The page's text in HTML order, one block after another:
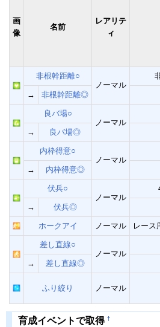
画
像
名前
レアリテ
ィ
非根幹距離○
ノーマル
→ 非根幹距離◎
良バ場○
ノーマル
→ 良バ場◎
内枠得意○
ノーマル
→ 内枠得意◎
伏兵○
ノーマル
→ 伏兵◎
ホークアイ ノーマル レース
差し直線○
ノーマル
→ 差し直線◎
ふり絞り ノーマル
育成イベントで取得 †